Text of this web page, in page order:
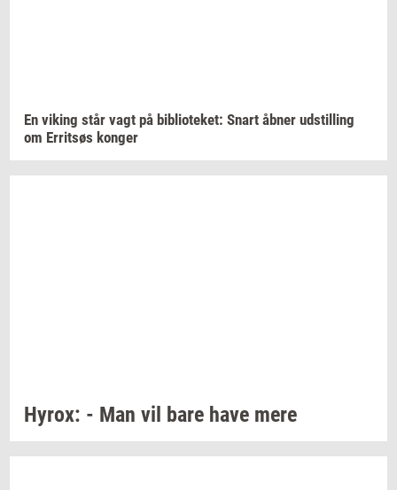
En viking står vagt på bi­bli­o­te­ket: Snart åbner ud­stil­ling
om Er­ritsøs kon­ger
Hyrox: - Man vil bare have mere